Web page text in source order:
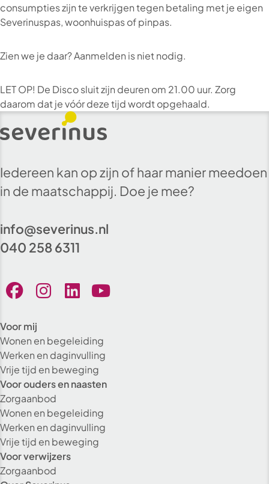
consumpties zijn te verkrijgen tegen betaling met je eigen
Severinuspas, woonhuispas of pinpas.
Zien we je daar? Aanmelden is niet nodig.
LET OP! De Disco sluit zijn deuren om 21.00 uur. Zorg
daarom dat je vóór deze tijd wordt opgehaald.
Iedereen kan op zijn of haar manier meedoen
in de maatschappij. Doe je mee?
info@severinus.nl
040 258 6311
Voor mij
Wonen en begeleiding
Werken en daginvulling
Vrije tijd en beweging
Voor ouders en naasten
Zorgaanbod
Wonen en begeleiding
Werken en daginvulling
Vrije tijd en beweging
Voor verwijzers
Zorgaanbod